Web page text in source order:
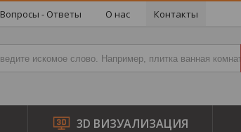
Вопросы - Ответы О нас Контакты
3D ВИЗУАЛИЗАЦИЯ